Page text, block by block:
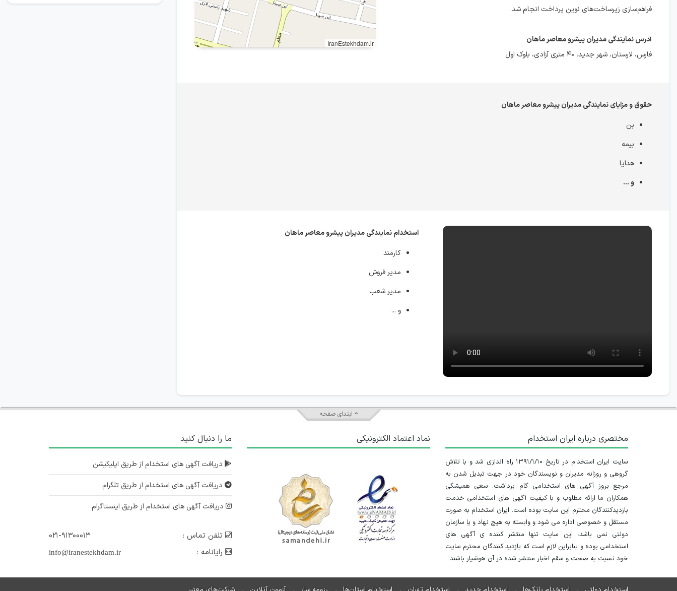
فراهم‌سازی زیرساخت‌های نوین پرداخت انجام شد.
آدرس نمایندگی مدیران پیشرو معاصر ماهان
فارس، لارستان، شهر جدید، ۴۰ متری آزادی، بلوک اول
IranEstekhdam.ir
حقوق و مزایای نمایندگی مدیران پیشرو معاصر ماهان
بن
بیمه
هدایا
و ...
استخدام نمایندگی مدیران پیشرو معاصر ماهان
کارمند
مدیر فروش
مدیر شعب
و ...
ابتدای صفحه
مختصری درباره ایران استخدام
سایت ایران استخدام در تاریخ ۱۳۹۱/۱/۱۰ راه اندازی شد و با تلاش
گروهی و روزانه مدیران و نویسندگان خود در جهت تبدیل شدن به
مرجع بروز آگهی های استخدامی گام برداشت. سعی همیشگی
همکاران ما ارائه مطلوب و با کیفیت آگهی های استخدامی خدمت
بازدیدکنندگان محترم این سایت بوده است. ایران استخدام به صورت
مستقل و خصوصی اداره می شود و وابسته به هیچ نهاد و یا سازمان
دولتی نمی باشد، این سایت تنها منتشر کننده ی آگهی های
استخدامی بوده و بنابراین لازم است که بازدید کنندگان محترم سایت
خود نسبت به صحت و سقم اخبار منتشر شده در آن هوشیار باشند.
نماد اعتماد الکترونیکی ما را دنبال کنید
دریافت آگهی های استخدام از طریق اپلیکیشن
دریافت آگهی های استخدام از طریق تلگرام
دریافت آگهی های استخدام از طریق اینستاگرام
تلفن تماس :
۰۲۱-۹۱۳۰۰۰۱۳
رایانامه :
info@iranestekhdam.ir